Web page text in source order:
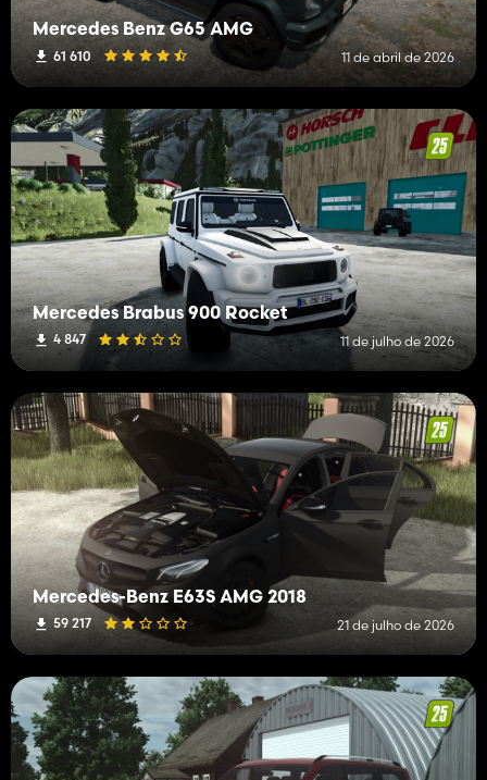
Mercedes Benz G65 AMG
61 610 11 de abril de 2026
Mercedes Brabus 900 Rocket
4 847 11 de julho de 2026
Mercedes-Benz E63S AMG 2018
59 217 21 de julho de 2026